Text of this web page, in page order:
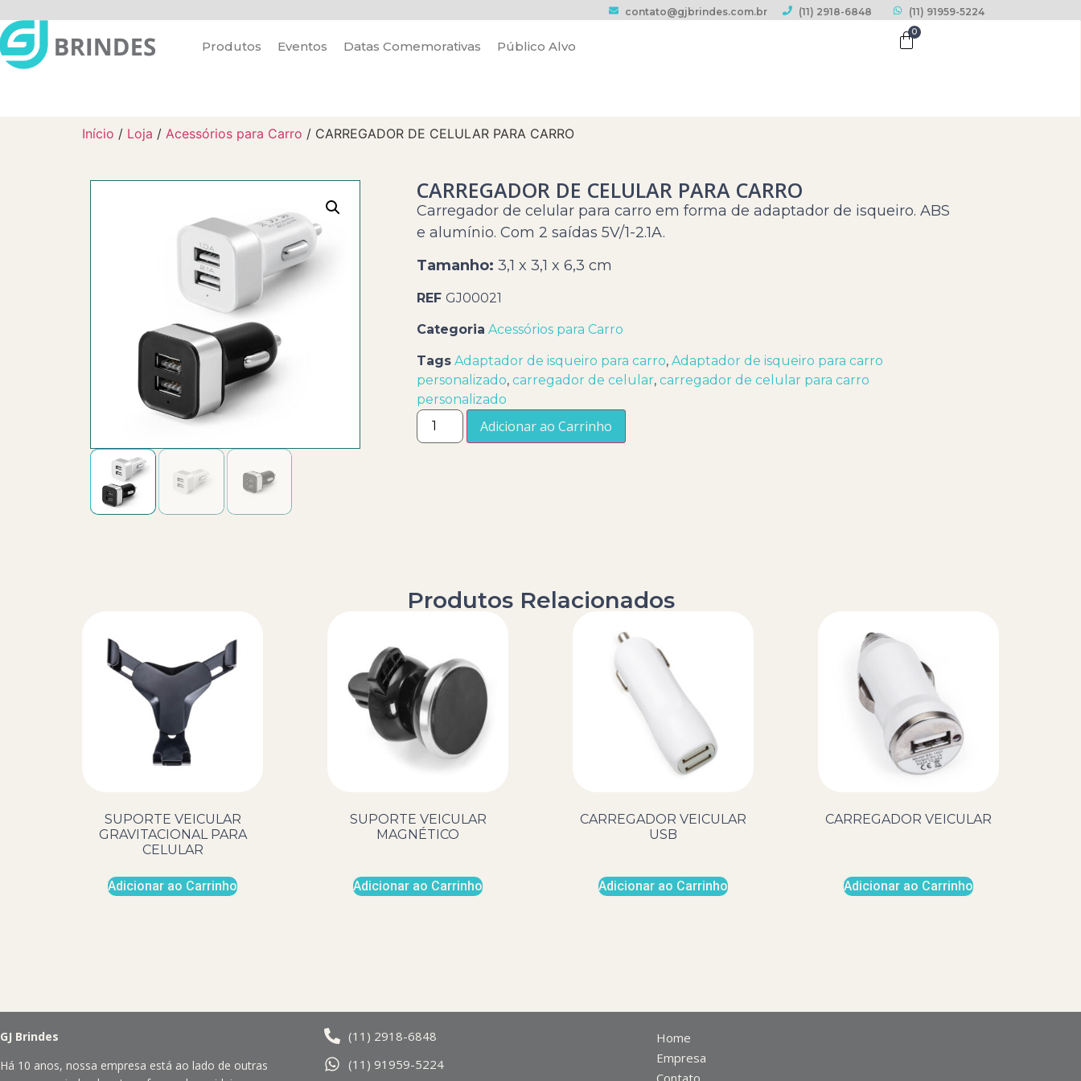
contato@gjbrindes.com.br (11) 2918-6848 (11) 91959-5224
Produtos Eventos Datas Comemorativas Público Alvo
0
Início / Loja / Acessórios para Carro / CARREGADOR DE CELULAR PARA CARRO
CARREGADOR DE CELULAR PARA CARRO
Carregador de celular para carro em forma de adaptador de isqueiro. ABS
e alumínio. Com 2 saídas 5V/1-2.1A.
Tamanho: 3,1 x 3,1 x 6,3 cm
REF GJ00021
Categoria Acessórios para Carro
Tags Adaptador de isqueiro para carro, Adaptador de isqueiro para carro
personalizado, carregador de celular, carregador de celular para carro
personalizado
Adicionar ao Carrinho
Produtos Relacionados
SUPORTE VEICULAR
GRAVITACIONAL PARA
CELULAR
Adicionar ao Carrinho
SUPORTE VEICULAR
MAGNÉTICO
Adicionar ao Carrinho
CARREGADOR VEICULAR
USB
Adicionar ao Carrinho
CARREGADOR VEICULAR
Adicionar ao Carrinho
GJ Brindes
Há 10 anos, nossa empresa está ao lado de outras
(11) 2918-6848
(11) 91959-5224
Home
Empresa
Contato